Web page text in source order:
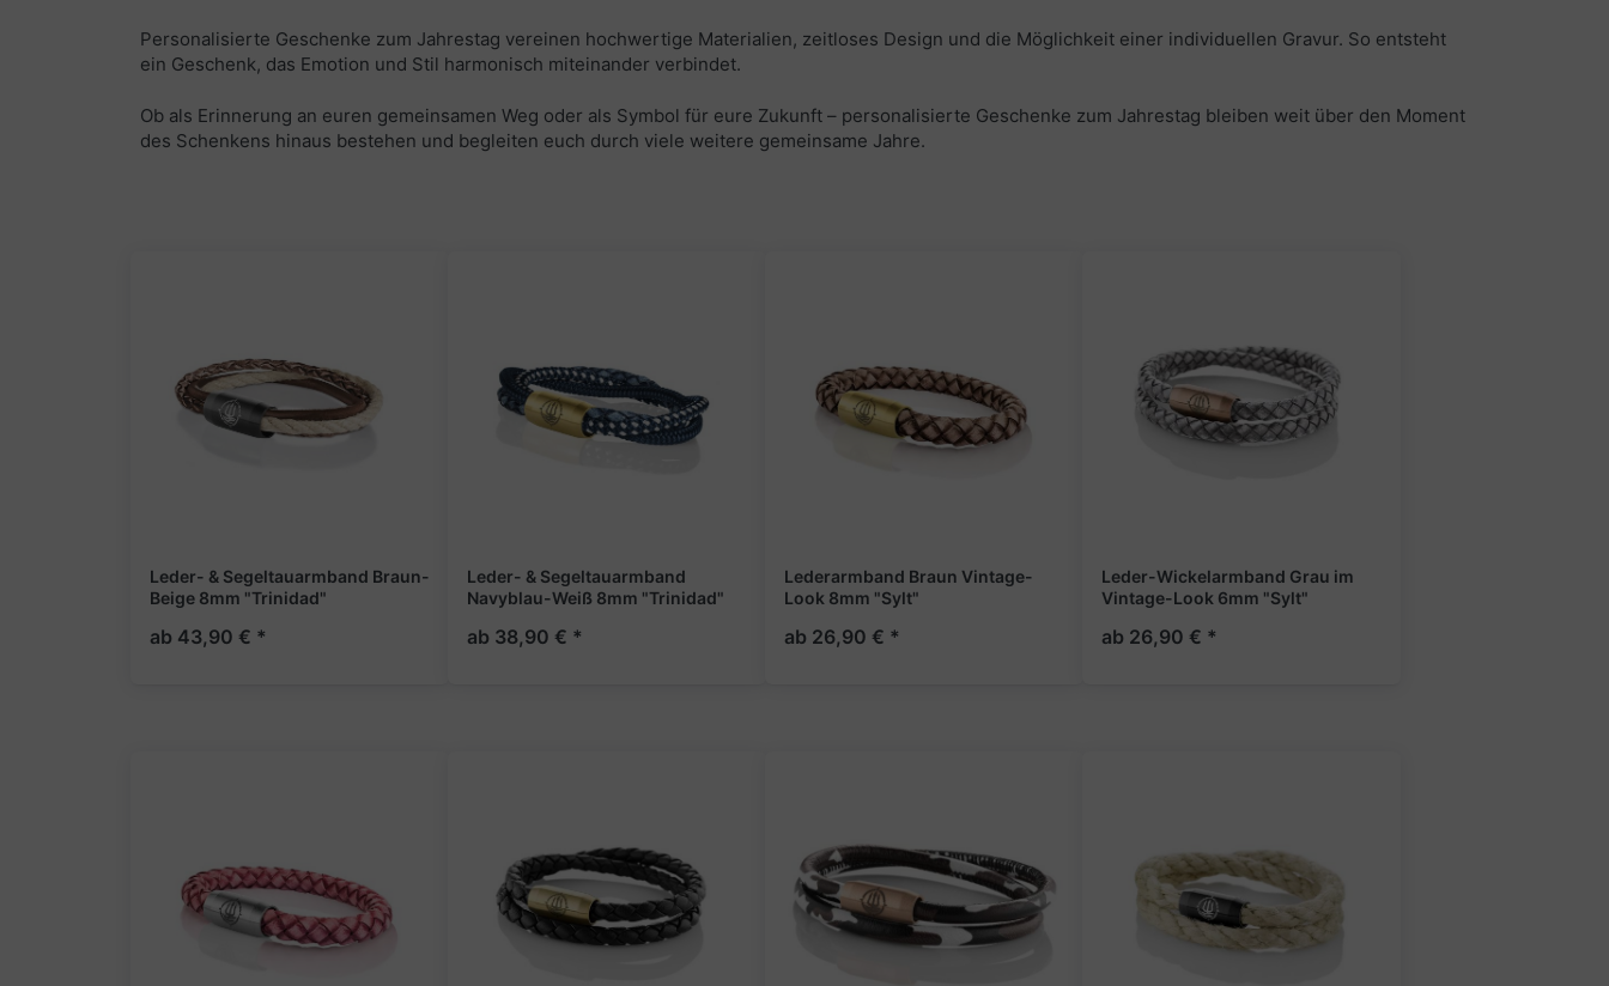
Leder- & Segeltauarmband Braun-
Beige 8mm "Trinidad"
ab 43,90 € *
Leder- & Segeltauarmband
Navyblau-Weiß 8mm "Trinidad"
ab 38,90 € *
Lederarmband Braun Vintage-
Look 8mm "Sylt"
ab 26,90 € *
Leder-Wickelarmband Grau im
Vintage-Look 6mm "Sylt"
ab 26,90 € *
Personalisierte Geschenke zum Jahrestag vereinen hochwertige Materialien, zeitloses Design und die Möglichkeit einer individuellen Gravur. So entsteht
ein Geschenk, das Emotion und Stil harmonisch miteinander verbindet.
Ob als Erinnerung an euren gemeinsamen Weg oder als Symbol für eure Zukunft – personalisierte Geschenke zum Jahrestag bleiben weit über den Moment
des Schenkens hinaus bestehen und begleiten euch durch viele weitere gemeinsame Jahre.